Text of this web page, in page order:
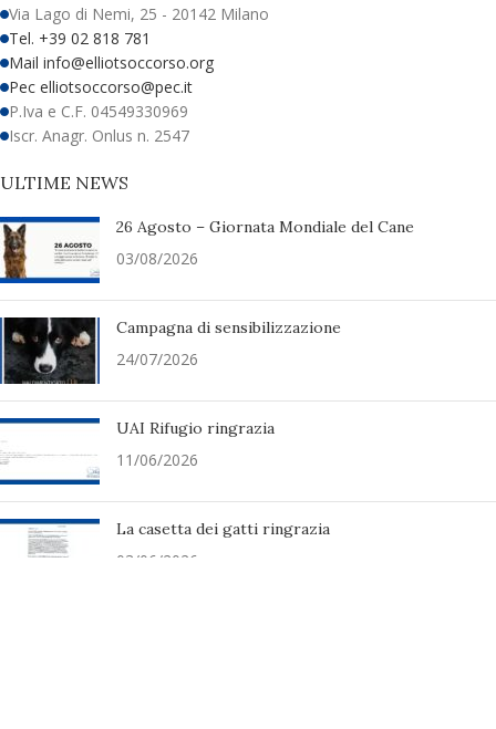
Via Lago di Nemi, 25 - 20142 Milano
Tel. +39 02 818 781
Mail info@elliotsoccorso.org
Pec elliotsoccorso@pec.it
P.Iva e C.F. 04549330969
Iscr. Anagr. Onlus n. 2547
ULTIME NEWS
26 Agosto – Giornata Mondiale del Cane
03/08/2026
Campagna di sensibilizzazione
24/07/2026
UAI Rifugio ringrazia
11/06/2026
La casetta dei gatti ringrazia
03/06/2026